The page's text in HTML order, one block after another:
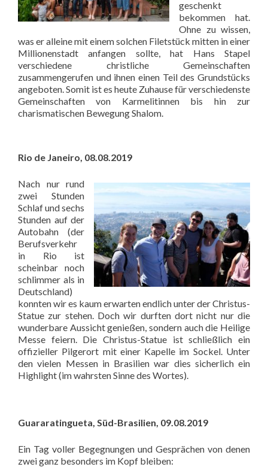
geschenkt
bekommen hat.
Ohne zu wissen,
was er alleine mit einem solchen Filetstück mitten in einer
Millionenstadt anfangen sollte, hat Hans Stapel
verschiedene christliche Gemeinschaften
zusammengerufen und ihnen einen Teil des Grundstücks
angeboten. Somit ist es heute Zuhause für verschiedenste
Gemeinschaften von Karmelitinnen bis hin zur
charismatischen Bewegung Shalom.
Rio de Janeiro, 08.08.2019
Nach nur rund
zwei Stunden
Schlaf und sechs
Stunden auf der
Autobahn (der
Berufsverkehr
in Rio ist
scheinbar noch
schlimmer als in
Deutschland)
konnten wir es kaum erwarten endlich unter der Christus-
Statue zur stehen. Doch wir durften dort nicht nur die
wunderbare Aussicht genießen, sondern auch die Heilige
Messe feiern. Die Christus-Statue ist schließlich ein
offizieller Pilgerort mit einer Kapelle im Sockel. Unter
den vielen Messen in Brasilien war dies sicherlich ein
Highlight (im wahrsten Sinne des Wortes).
Guararatingueta, Süd-Brasilien, 09.08.2019
Ein Tag voller Begegnungen und Gesprächen von denen
zwei ganz besonders im Kopf bleiben: